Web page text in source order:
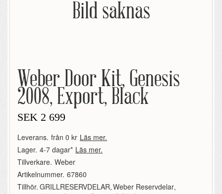
Bild saknas
Weber Door Kit, Genesis
2008, Export, Black
SEK 2 699
Leverans. från 0 kr Läs mer.
Lager. 4-7 dagar* Läs mer.
Tillverkare. Weber
Artikelnummer. 67860
Tillhör. GRILLRESERVDELAR,Weber Reservdelar,